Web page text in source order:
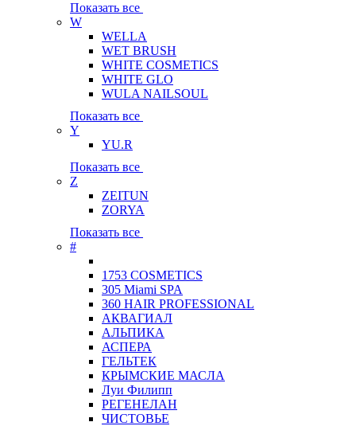
Показать все
W
WELLA
WET BRUSH
WHITE COSMETICS
WHITE GLO
WULA NAILSOUL
Показать все
Y
YU.R
Показать все
Z
ZEITUN
ZORYA
Показать все
#
1753 COSMETICS
305 Miami SPA
360 HAIR PROFESSIONAL
АКВАГИАЛ
АЛЬПИКА
АСПЕРА
ГЕЛЬТЕК
КРЫМСКИЕ МАСЛА
Луи Филипп
РЕГЕНЕЛАН
ЧИСТОВЬЕ